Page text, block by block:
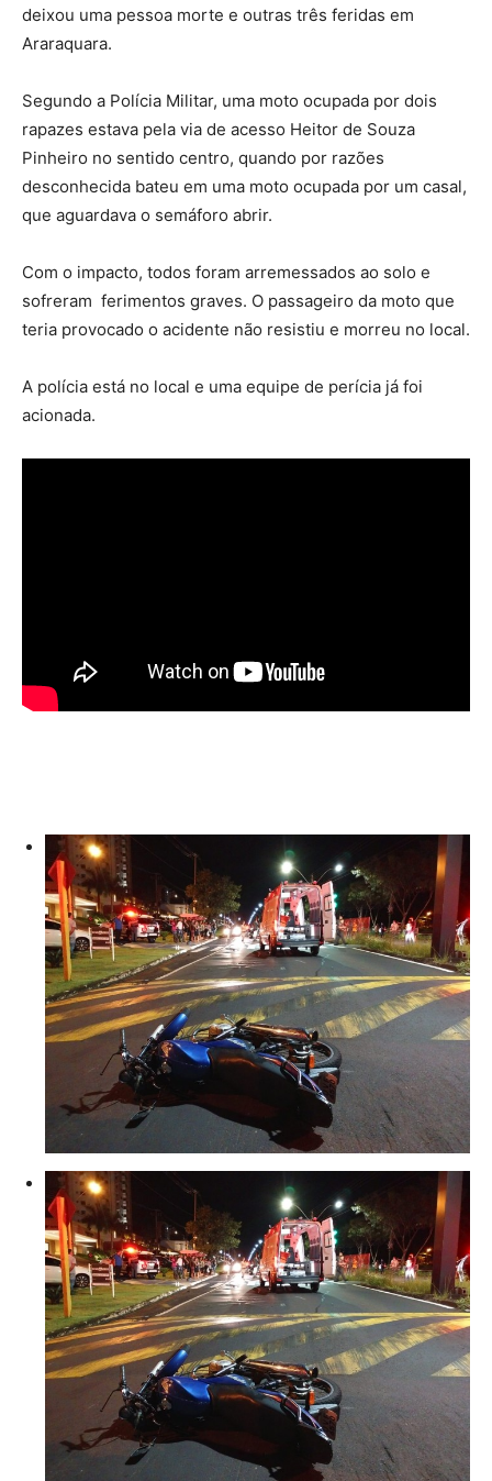
deixou uma pessoa morte e outras três feridas em
Araraquara.
Segundo a Polícia Militar, uma moto ocupada por dois
rapazes estava pela via de acesso Heitor de Souza
Pinheiro no sentido centro, quando por razões
desconhecida bateu em uma moto ocupada por um casal,
que aguardava o semáforo abrir.
Com o impacto, todos foram arremessados ao solo e
sofreram ferimentos graves. O passageiro da moto que
teria provocado o acidente não resistiu e morreu no local.
A polícia está no local e uma equipe de perícia já foi
acionada.